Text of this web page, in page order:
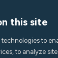
hospedagem
this site
to
to analyze